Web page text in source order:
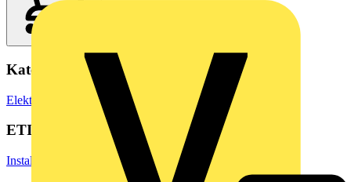
Kategorien
Elektrokabel & Leitungen Daten- & Kommunikationskabel
ETIM Group
Installationsmaterial Kommunikationsnetze DNT/FNT